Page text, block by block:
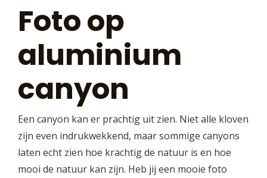
Foto op
aluminium
canyon
Een canyon kan er prachtig uit zien. Niet alle kloven
zijn even indrukwekkend, maar sommige canyons
laten echt zien hoe krachtig de natuur is en hoe
mooi de natuur kan zijn. Heb jij een mooie foto